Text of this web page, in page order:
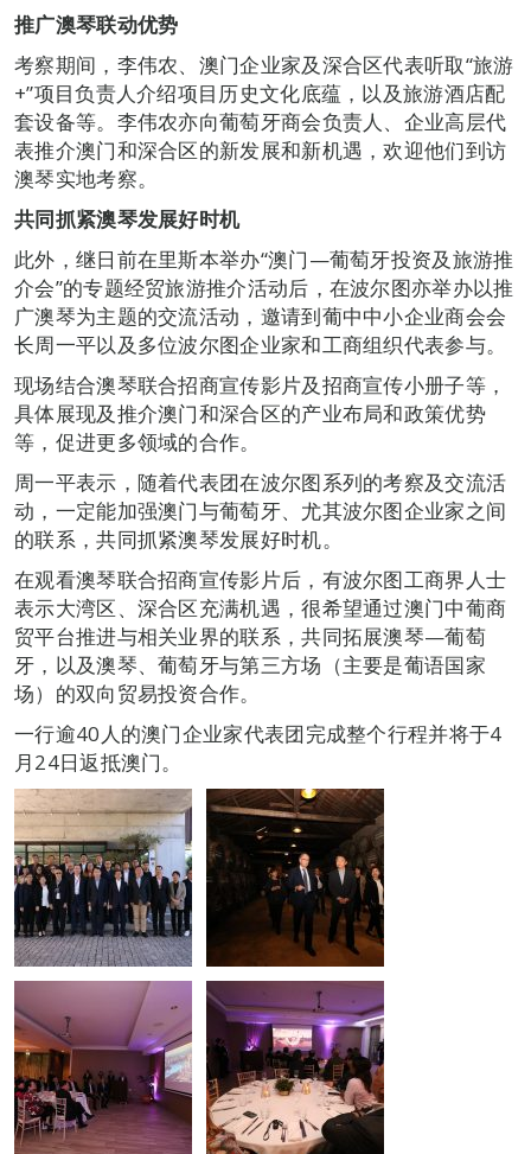
推广澳琴联动优势
考察期间，李伟农、澳门企业家及深合区代表听取“旅游
+”项目负责人介绍项目历史文化底蕴，以及旅游酒店配
套设备等。李伟农亦向葡萄牙商会负责人、企业高层代
表推介澳门和深合区的新发展和新机遇，欢迎他们到访
澳琴实地考察。
共同抓紧澳琴发展好时机
此外，继日前在里斯本举办“澳门—葡萄牙投资及旅游推
介会”的专题经贸旅游推介活动后，在波尔图亦举办以推
广澳琴为主题的交流活动，邀请到葡中中小企业商会会
长周一平以及多位波尔图企业家和工商组织代表参与。
现场结合澳琴联合招商宣传影片及招商宣传小册子等，
具体展现及推介澳门和深合区的产业布局和政策优势
等，促进更多领域的合作。
周一平表示，随着代表团在波尔图系列的考察及交流活
动，一定能加强澳门与葡萄牙、尤其波尔图企业家之间
的联系，共同抓紧澳琴发展好时机。
在观看澳琴联合招商宣传影片后，有波尔图工商界人士
表示大湾区、深合区充满机遇，很希望通过澳门中葡商
贸平台推进与相关业界的联系，共同拓展澳琴—葡萄
牙，以及澳琴、葡萄牙与第三方场（主要是葡语国家
场）的双向贸易投资合作。
一行逾40人的澳门企业家代表团完成整个行程并将于4
月24日返抵澳门。